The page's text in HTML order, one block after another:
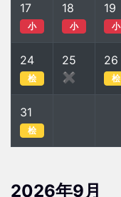
17
小
18
小
19
小
24
桧
25
✖
26
桧
31
桧
2026年9月